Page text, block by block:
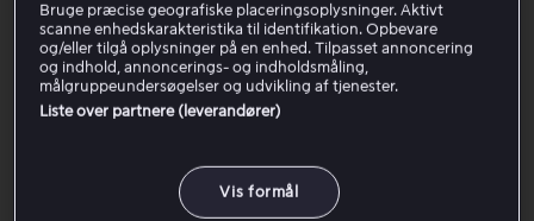
Vælg Opret kode til købelås.
Indtast en firecifret kode.
Gem koden for at aktivere købelåsen.
Når købelåsen er aktiveret, kræves koden for alle
Har du glemt koden?
Bruge præcise geografiske placeringsoplysninger. Aktivt
scanne enhedskarakteristika til identifikation. Opbevare
og/eller tilgå oplysninger på en enhed. Tilpasset annoncering
og indhold, annoncerings- og indholdsmåling,
målgruppeundersøgelser og udvikling af tjenester.
Liste over partnere (leverandører)
Vis formål